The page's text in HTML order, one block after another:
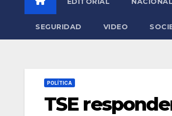
SEGURIDAD VIDEO
POLÍTICA
TSE